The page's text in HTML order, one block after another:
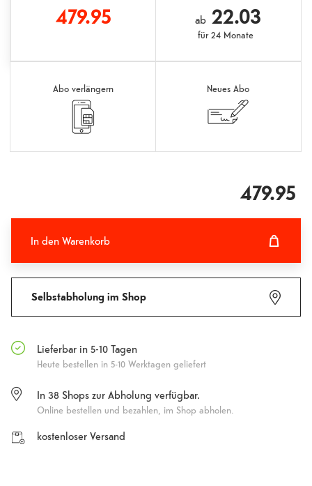
479.95 ab 22.03
für24 Monate
Abo verlängern Neues Abo
479.95
In den Warenkorb
Selbstabholung im Shop
Lieferbar in 5-10 Tagen
Heute bestellen in 5-10 Werktagen geliefert
In 38Shops zur Abholung verfügbar.
Online bestellen und bezahlen, im Shop abholen.
kostenloser Versand